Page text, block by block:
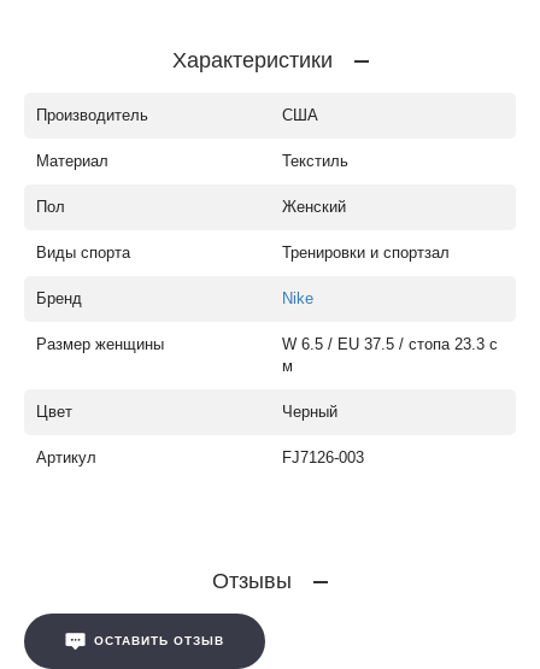
Характеристики
Производитель США
Материал Текстиль
Пол Женский
Виды спорта Тренировки и спортзал
Бренд Nike
Размер женщины
W 6.5 / EU 37.5 / стопа 23.3 с
м
Цвет Черный
Артикул FJ7126-003
Отзывы
ОСТАВИТЬ ОТЗЫВ